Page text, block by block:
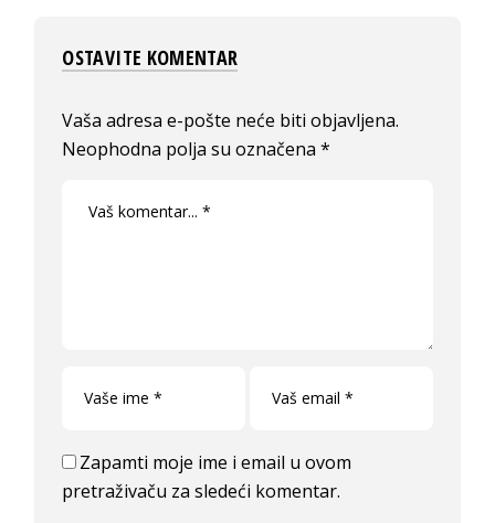
OSTAVITE KOMENTAR
Vaša adresa e-pošte neće biti objavljena.
Neophodna polja su označena*
Zapamti moje ime i email u ovom
pretraživaču za sledeći komentar.